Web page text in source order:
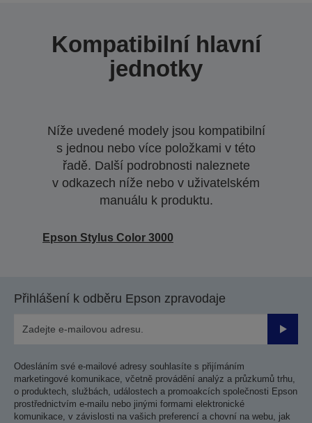
Kompatibilní hlavní
jednotky
Níže uvedené modely jsou kompatibilní
s jednou nebo více položkami v této
řadě. Další podrobnosti naleznete
v odkazech níže nebo v uživatelském
manuálu k produktu.
Epson Stylus Color 3000
Přihlášení k odběru Epson zpravodaje
Odesláním své e-mailové adresy souhlasíte s přijímáním
marketingové komunikace, včetně provádění analýz a průzkumů trhu,
o produktech, službách, událostech a promoakcích společnosti Epson
prostřednictvím e-mailu nebo jinými formami elektronické
komunikace, v závislosti na vašich preferencí a chovní na webu, jak